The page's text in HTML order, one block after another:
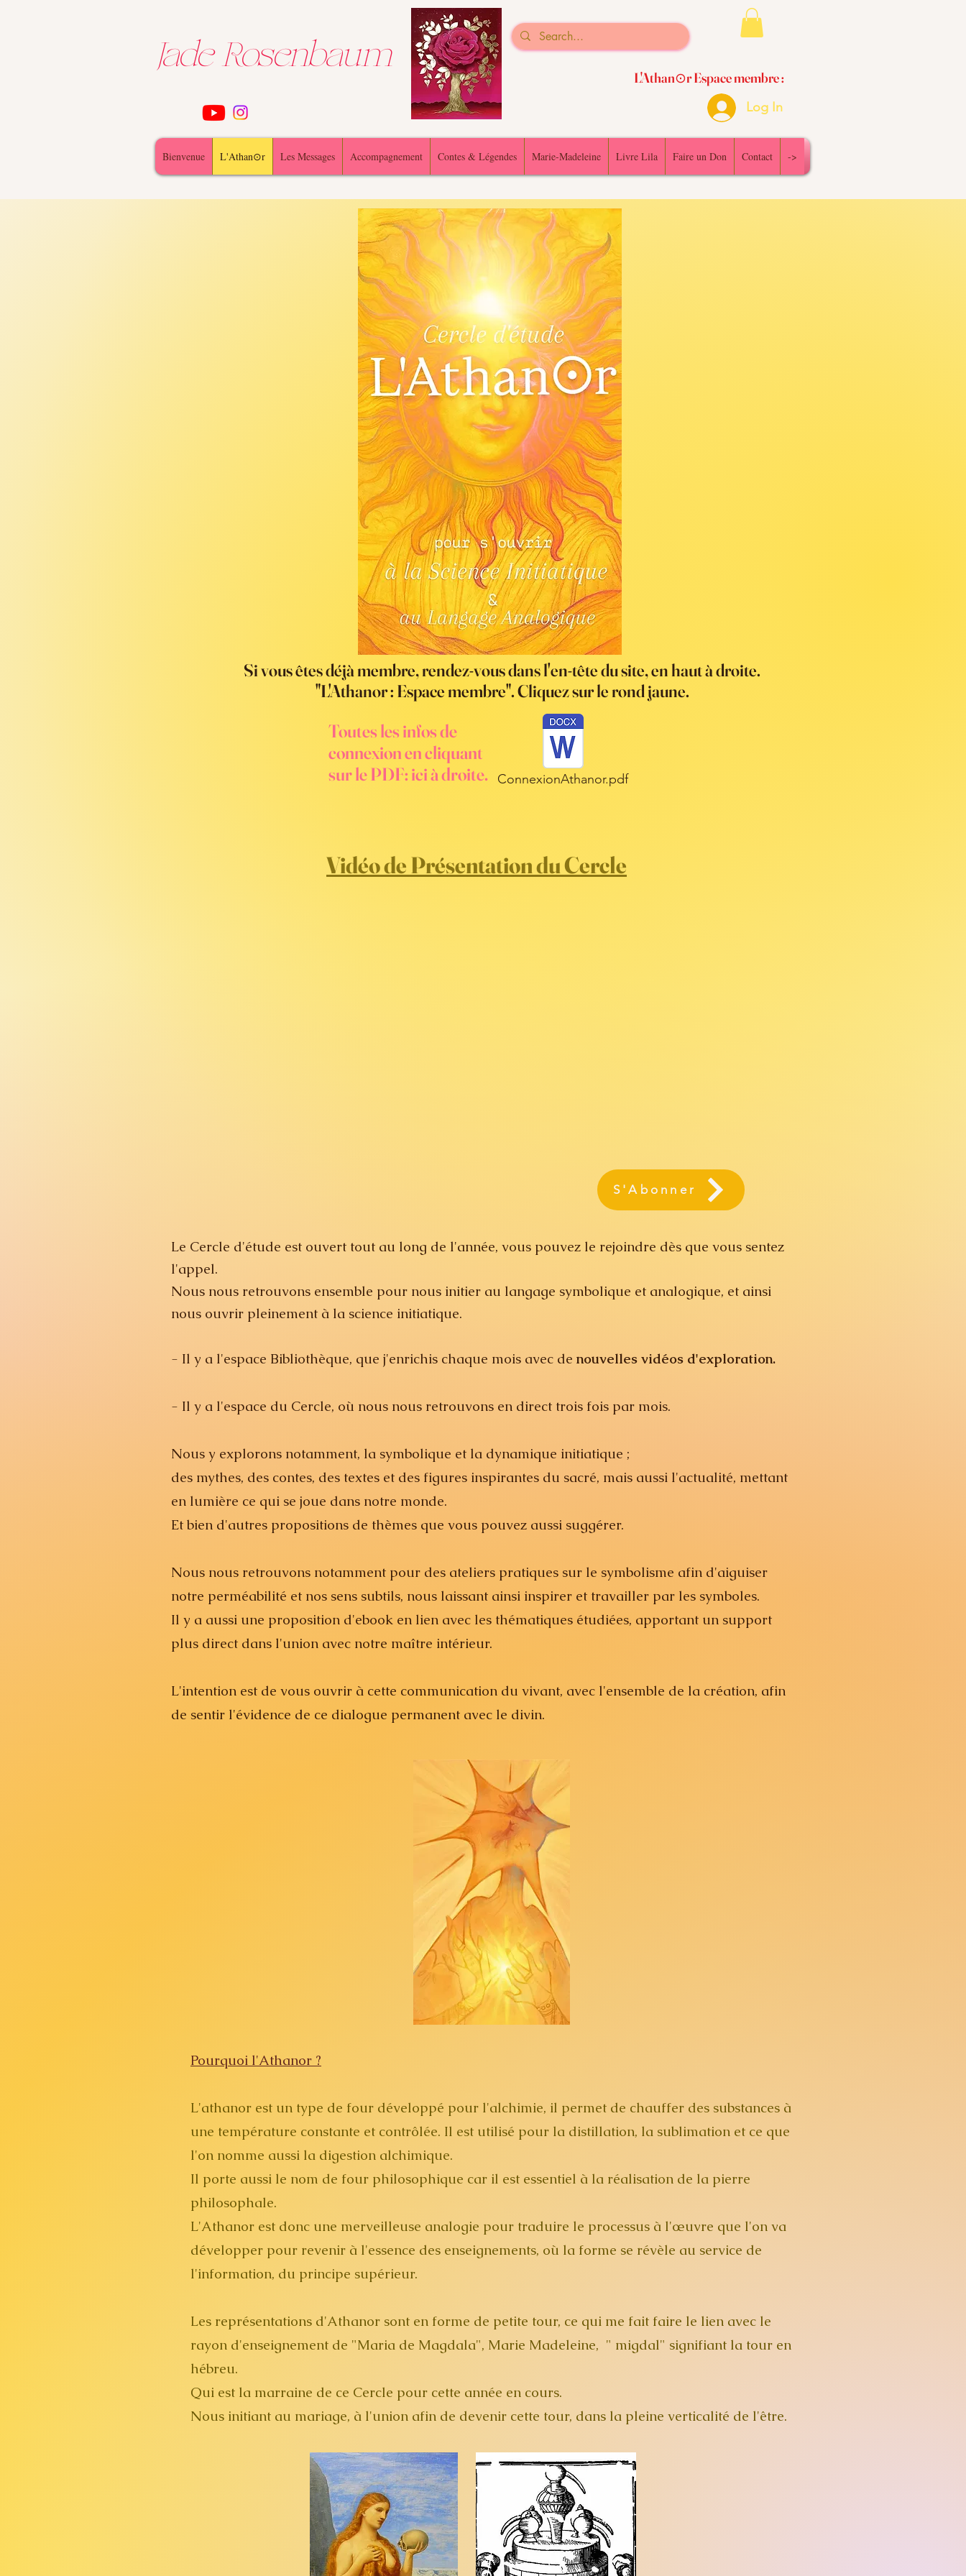
Jade Rosenbaum
Log In
L'Athan⊙r Espace membre :
Bienvenue L'Athan⊙r Les Messages Accompagnement Contes & Légendes Marie-Madeleine Livre Lila Faire un Don Contact ->
Si vous êtes déjà membre, rendez-vous dans l'en-tête du site, en haut à droite.
"L'Athanor : Espace membre". Cliquez sur le rond jaune.
Toutes les infos de
connexion en cliquant
sur le PDF: ici à droite.
ConnexionAthanor.pdf
Vidéo de Présentation du Cercle
S'Abonner
Le Cercle d'étude est ouvert tout au long de l'année, vous pouvez le rejoindre dès que vous sentez
l'appel.
Nous nous retrouvons ensemble pour nous initier au langage symbolique et analogique, et ainsi
nous ouvrir pleinement à la science initiatique.
- Il y a l'espace Bibliothèque, que j'enrichis chaque mois avec de nouvelles vidéos d'exploration.
- Il y a l'espace du Cercle, où nous nous retrouvons en direct trois fois par mois.
Nous y explorons notamment, la symbolique et la dynamique initiatique ;
des mythes, des contes, des textes et des figures inspirantes du sacré, mais aussi l'actualité, mettant
en lumière ce qui se joue dans notre monde.
Et bien d'autres propositions de thèmes que vous pouvez aussi suggérer.
Nous nous retrouvons notamment pour des ateliers pratiques sur le symbolisme afin d'aiguiser
notre perméabilité et nos sens subtils, nous laissant ainsi inspirer et travailler par les symboles.
Il y a aussi une proposition d'ebook en lien avec les thématiques étudiées, apportant un support
plus direct dans l'union avec notre maître intérieur.
L'intention est de vous ouvrir à cette communication du vivant, avec l'ensemble de la création, afin
de sentir l'évidence de ce dialogue permanent avec le divin.
Pourquoi l'Athanor ?
L'athanor est un type de four développé pour l'alchimie, il permet de chauffer des substances à
une température constante et contrôlée. Il est utilisé pour la distillation, la sublimation et ce que
l'on nomme aussi la digestion alchimique.
Il porte aussi le nom de four philosophique car il est essentiel à la réalisation de la pierre
philosophale.
L'Athanor est donc une merveilleuse analogie pour traduire le processus à l'œuvre que l'on va
développer pour revenir à l'essence des enseignements, où la forme se révèle au service de
l'information, du principe supérieur.
Les représentations d'Athanor sont en forme de petite tour, ce qui me fait faire le lien avec le
rayon d'enseignement de "Maria de Magdala", Marie Madeleine, " migdal" signifiant la tour en
hébreu.
Qui est la marraine de ce Cercle pour cette année en cours.
Nous initiant au mariage, à l'union afin de devenir cette tour, dans la pleine verticalité de l'être.